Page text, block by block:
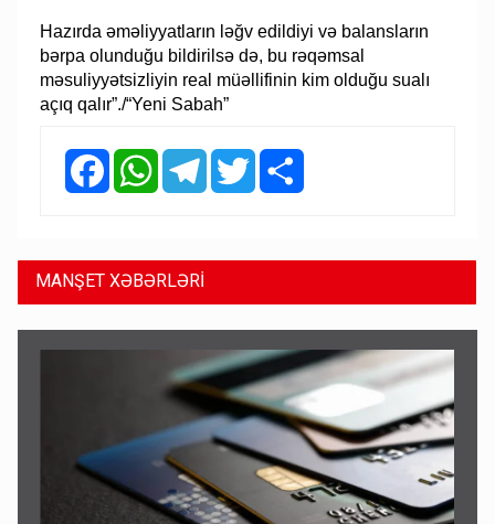
Hazırda əməliyyatların ləğv edildiyi və balansların
bərpa olunduğu bildirilsə də, bu rəqəmsal
məsuliyyətsizliyin real müəllifinin kim olduğu sualı
açıq qalır”./“Yeni Sabah”
FacebookWhatsAppTelegramTwitter
MANŞET XƏBƏRLƏRİ